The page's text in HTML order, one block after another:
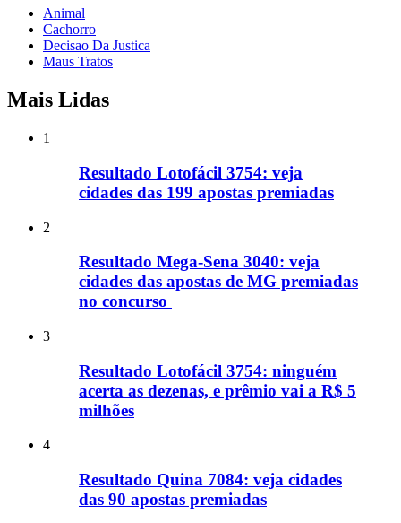
Animal
Cachorro
Decisao Da Justica
Maus Tratos
Mais Lidas
1
Resultado Lotofácil 3754: veja
cidades das 199 apostas premiadas
2
Resultado Mega-Sena 3040: veja
cidades das apostas de MG premiadas
no concurso
3
Resultado Lotofácil 3754: ninguém
acerta as dezenas, e prêmio vai a R$ 5
milhões
4
Resultado Quina 7084: veja cidades
das 90 apostas premiadas